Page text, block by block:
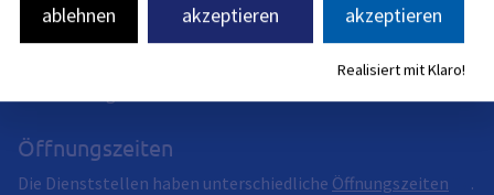
Anschrift
Öffnungszeiten
Die Dienststellen haben unterschiedliche Öffnungszeiten
.
ablehnen
akzeptieren
akzeptieren
Realisiert mit Klaro!